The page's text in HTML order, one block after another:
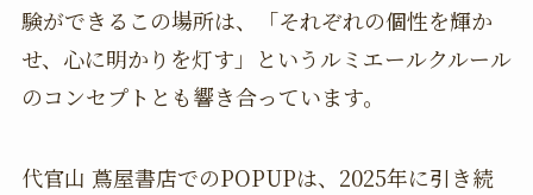
験ができるこの場所は、「それぞれの個性を輝か
せ、心に明かりを灯す」というルミエールクルール
のコンセプトとも響き合っています。
代官山 蔦屋書店でのPOPUPは、2025年に引き続